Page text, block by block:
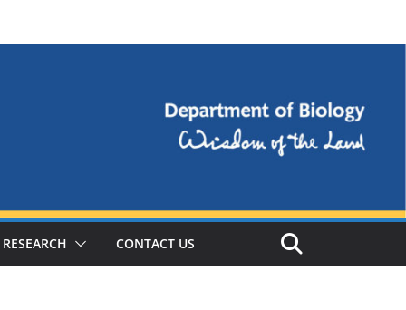
RESEARCH CONTACT US